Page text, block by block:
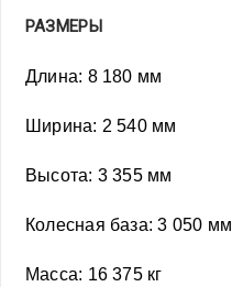
РАЗМЕРЫ
Длина: 8 180 мм
Ширина: 2 540 мм
Высота: 3 355 мм
Колесная база: 3 050 мм
Масса: 16 375 кг